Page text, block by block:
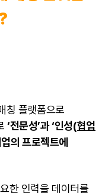
칭 플랫폼으로
‘전문성’과 ‘인성(협업
의 프로젝트에
한 인력을 데이터를